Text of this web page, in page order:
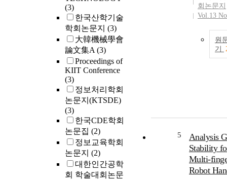
(3)
한국산학기술
학회논문지 (3)
大韓機械學會
論文集A(3)
Proceedings of
KIIT Conference
(3)
정보처리학회
논문지(KTSDE)
(3)
한국CDE학회
논문집 (2)
정보교육학회
논문지 (2)
대한인간공학
회 학술대회논문
mechanism
linear
Since the
motion of the
developed
composed of
designed to
motion range
phalanges
that of a
회논문지
Vol.13
원
기
5
Analysis
Stability
Multi-
Robot